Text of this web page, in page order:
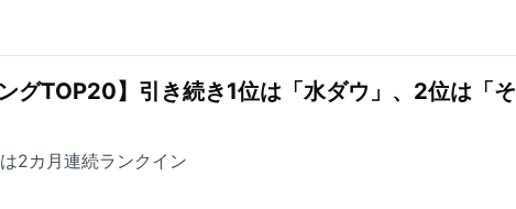
グTOP20】引き続き1位は「水ダウ」、2位は「そ
2カ月連続ランクイン